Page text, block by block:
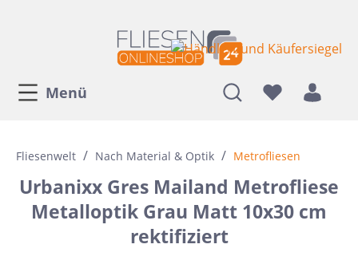
Menü
Fliesenwelt / Nach Material & Optik / Metrofliesen
Urbanixx Gres Mailand Metrofliese
Metalloptik Grau Matt 10x30 cm
rektifiziert